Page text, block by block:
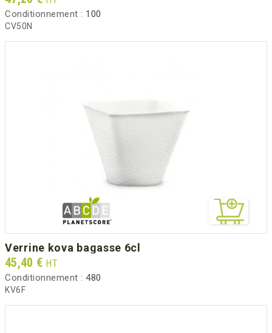
Conditionnement : 100
CV50N
verrine kova bagasse 6cl
Prix
45,40 € HT
Conditionnement : 480
KV6F